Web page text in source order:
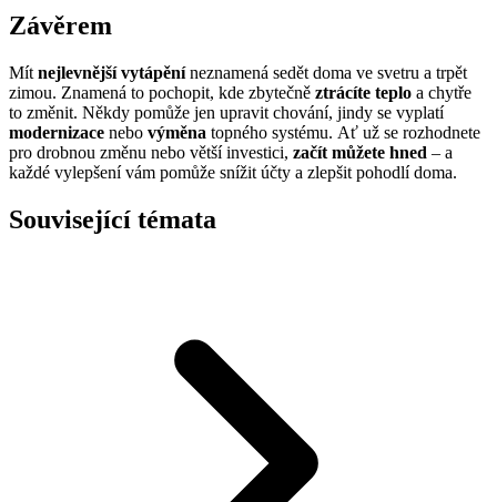
Závěrem
Mít nejlevnější vytápění neznamená sedět doma ve svetru a trpět
zimou. Znamená to pochopit, kde zbytečně ztrácíte teplo a chytře
to změnit. Někdy pomůže jen upravit chování, jindy se vyplatí
modernizace nebo výměna topného systému. Ať už se rozhodnete
pro drobnou změnu nebo větší investici, začít můžete hned – a
každé vylepšení vám pomůže snížit účty a zlepšit pohodlí doma.
Související témata